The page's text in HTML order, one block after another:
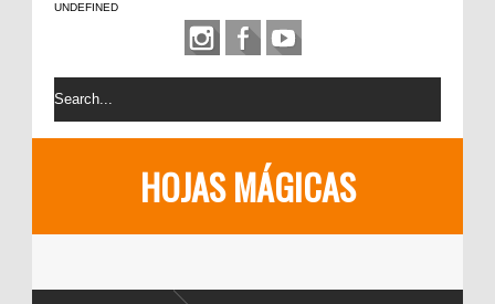
UNDEFINED
HOJAS MÁGICAS